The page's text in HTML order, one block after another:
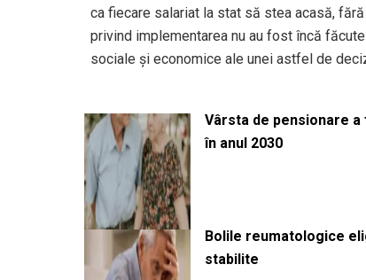
ca fiecare salariat la stat să stea acasă,
privind implementarea nu au fost încă
sociale și economice ale unei astfel de
Vârsta de pensionare
în anul 2030
Bolile reumatologice
stabilite